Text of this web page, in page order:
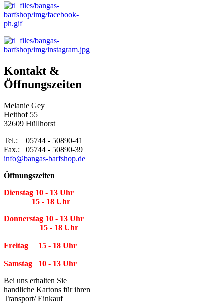
Kontakt &
Öffnungszeiten
Melanie Gey
Heithof 55
32609 Hüllhorst
Tel.: 05744 - 50890-41
Fax.: 05744 - 50890-39
info@bangas-barfshop.de
Öffnungszeiten
Dienstag 10 - 13 Uhr
15 - 18 Uhr
Donnerstag 10 - 13 Uhr
15 - 18 Uhr
Freitag 15 - 18 Uhr
Samstag 10 - 13 Uhr
Bei uns erhalten Sie
handliche Kartons für ihren
Transport/ Einkauf